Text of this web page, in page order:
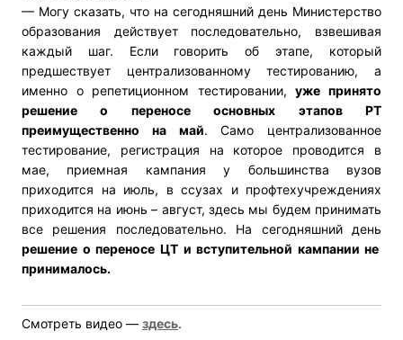
— Могу сказать, что на сегодняшний день Министерство
образования действует последовательно, взвешивая
каждый шаг. Если говорить об этапе, который
предшествует централизованному тестированию, а
именно о репетиционном тестировании,уже принято
решение о переносе основных этапов РТ
преимущественно на май. Само централизованное
тестирование, регистрация на которое проводится в
мае, приемная кампания у большинства вузов
приходится на июль, в ссузах и профтехучреждениях
приходится на июнь – август, здесь мы будем принимать
все решения последовательно. На сегодняшний день
решение о переносе ЦТ и вступительной кампании не
принималось.
Смотреть видео — здесь.